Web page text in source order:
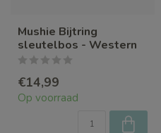
Mushie Bijtring
sleutelbos - Western
€14,99
Op voorraad